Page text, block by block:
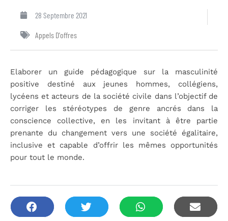
28 Septembre 2021
Appels D'offres
Elaborer un guide pédagogique sur la masculinité
positive destiné aux jeunes hommes, collégiens,
lycéens et acteurs de la société civile dans l’objectif de
corriger les stéréotypes de genre ancrés dans la
conscience collective, en les invitant à être partie
prenante du changement vers une société égalitaire,
inclusive et capable d’offrir les mêmes opportunités
pour tout le monde.